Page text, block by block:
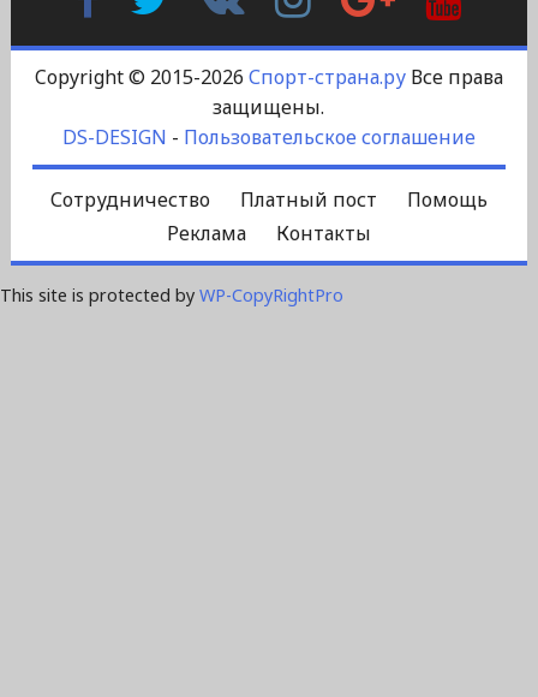
Контакте
Plus
Copyright © 2015-2026 Спорт-страна.руВсе права
защищены.
DS-DESIGN - Пользовательское соглашение
Сотрудничество Платный пост
Помощь
Реклама
Контакты
This site is protected by WP-CopyRightPro